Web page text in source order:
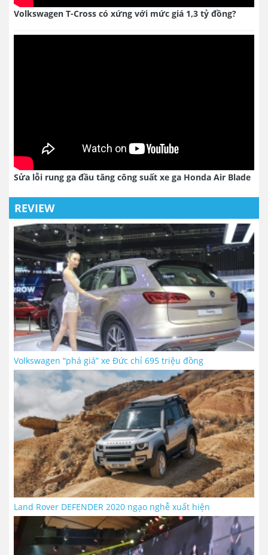
Volkswagen T-Cross có xứng với mức giá 1,3 tỷ đồng?
Sửa lỗi rung ga đầu tăng công suất xe ga Honda Air Blade
REVIEW
Volkswagen “phá giá” xe Đức chỉ 695 triệu đồng
Land Rover DEFENDER 2020 ngạo nghễ xuất hiện